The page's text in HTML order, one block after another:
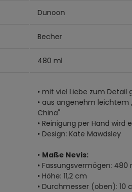
Dunoon
Becher
480 ml
• mit viel Liebe zum Detail
• aus angenehm leichtem
China"
• Reinigung per Hand wird
• Design: Kate Mawdsley
• Maße Nevis:
• Fassungsvermögen: 480
• Höhe: 11,2 cm
• Durchmesser (oben): 10